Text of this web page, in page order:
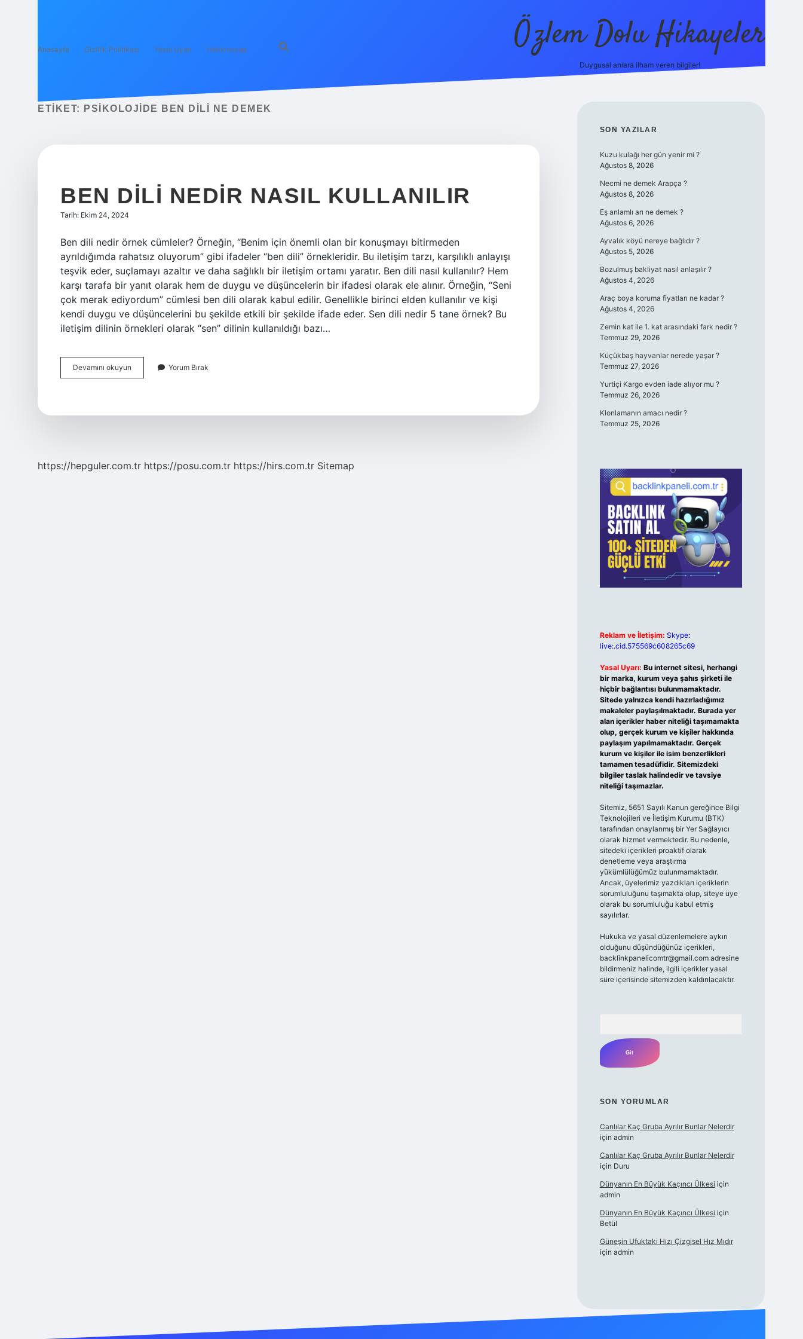
Anasayfa Gizlilik Politikası Yasal Uyarı Hakkımızda Özlem Dolu Hikayeler
Duygusal anlara ilham veren bilgiler!
ETIKET: PSIKOLOJIDE BEN DILI NE DEMEK
BEN DILI NEDIR NASIL KULLANILIR
Tarih: Ekim 24, 2024
Ben dili nedir örnek cümleler? Örneğin, “Benim için önemli olan bir konuşmayı bitirmeden
ayrıldığımda rahatsız oluyorum” gibi ifadeler “ben dili” örnekleridir. Bu iletişim tarzı, karşılıklı anlayışı
teşvik eder, suçlamayı azaltır ve daha sağlıklı bir iletişim ortamı yaratır. Ben dili nasıl kullanılır? Hem
karşı tarafa bir yanıt olarak hem de duygu ve düşüncelerin bir ifadesi olarak ele alınır. Örneğin, “Seni
çok merak ediyordum” cümlesi ben dili olarak kabul edilir. Genellikle birinci elden kullanılır ve kişi
kendi duygu ve düşüncelerini bu şekilde etkili bir şekilde ifade eder. Sen dili nedir 5 tane örnek? Bu
iletişim dilinin örnekleri olarak “sen” dilinin kullanıldığı bazı…
Devamını okuyun
Dili
Yorum Bırak
https://hepguler.com.tr https://posu.com.tr https://hirs.com.tr Sitemap
SIDEBAR
SON YAZILAR
Kuzu kulağı her gün yenir mi ?
Ağustos 8, 2026
Necmi ne demek Arapça ?
Ağustos 8, 2026
Eş anlamlı arı ne demek ?
Ağustos 6, 2026
Ayvalık köyü nereye bağlıdır ?
Ağustos 5, 2026
Bozulmuş bakliyat nasıl anlaşılır ?
Ağustos 4, 2026
Araç boya koruma fiyatları ne kadar ?
Ağustos 4, 2026
Zemin kat ile 1. kat arasındaki fark nedir ?
Temmuz 29, 2026
Küçükbaş hayvanlar nerede yaşar ?
Temmuz 27, 2026
Yurtiçi Kargo evden iade alıyor mu ?
Temmuz 26, 2026
Klonlamanın amacı nedir ?
Temmuz 25, 2026
Reklam ve İletişim: Skype:
live:.cid.575569c608265c69
Yasal Uyarı: Bu internet sitesi, herhangi
bir marka, kurum veya şahıs şirketi ile
hiçbir bağlantısı bulunmamaktadır.
Sitede yalnızca kendi hazırladığımız
makaleler paylaşılmaktadır. Burada yer
alan içerikler haber niteliği taşımamakta
olup, gerçek kurum ve kişiler hakkında
paylaşım yapılmamaktadır. Gerçek
kurum ve kişiler ile isim benzerlikleri
tamamen tesadüfidir. Sitemizdeki
bilgiler taslak halindedir ve tavsiye
niteliği taşımazlar.
Sitemiz, 5651 Sayılı Kanun gereğince Bilgi
Teknolojileri ve İletişim Kurumu (BTK)
tarafından onaylanmış bir Yer Sağlayıcı
olarak hizmet vermektedir. Bu nedenle,
sitedeki içerikleri proaktif olarak
denetleme veya araştırma
yükümlülüğümüz bulunmamaktadır.
Ancak, üyelerimiz yazdıkları içeriklerin
sorumluluğunu taşımakta olup, siteye üye
olarak bu sorumluluğu kabul etmiş
sayılırlar.
Hukuka ve yasal düzenlemelere aykırı
olduğunu düşündüğünüz içerikleri,
backlinkpanelicomtr@gmail.comadresine
bildirmeniz halinde, ilgili içerikler yasal
süre içerisinde sitemizden kaldırılacaktır.
SON YORUMLAR
Canlılar Kaç Gruba Ayrılır Bunlar Nelerdir
için admin
Canlılar Kaç Gruba Ayrılır Bunlar Nelerdir
için Duru
Dünyanın En Büyük Kaçıncı Ülkesi için
admin
Dünyanın En Büyük Kaçıncı Ülkesi için
Betül
Güneşin Ufuktaki Hızı Çizgisel Hız Mıdır
için admin